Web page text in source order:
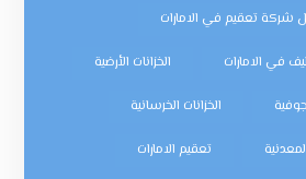
شركة تعقيم في الامارات
في الامارات الخزانات الأرضية
الخزانات الخرسانية
تعقيم الامارات